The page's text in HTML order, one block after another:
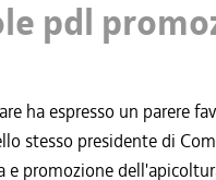
pdl
ha espresso un parere
stesso presidente di
e promozione